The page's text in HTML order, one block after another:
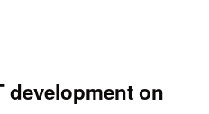
development on